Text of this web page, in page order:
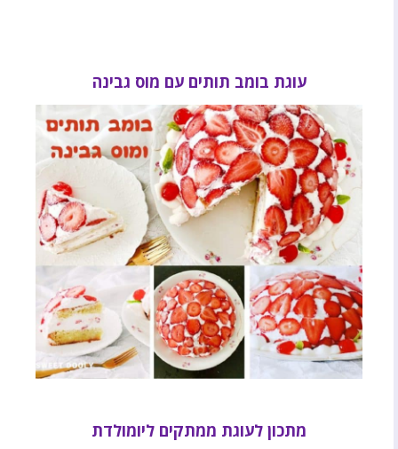
עוגת בומב תותים עם מוס גבינה
מתכון לעוגת ממתקים ליומולדת